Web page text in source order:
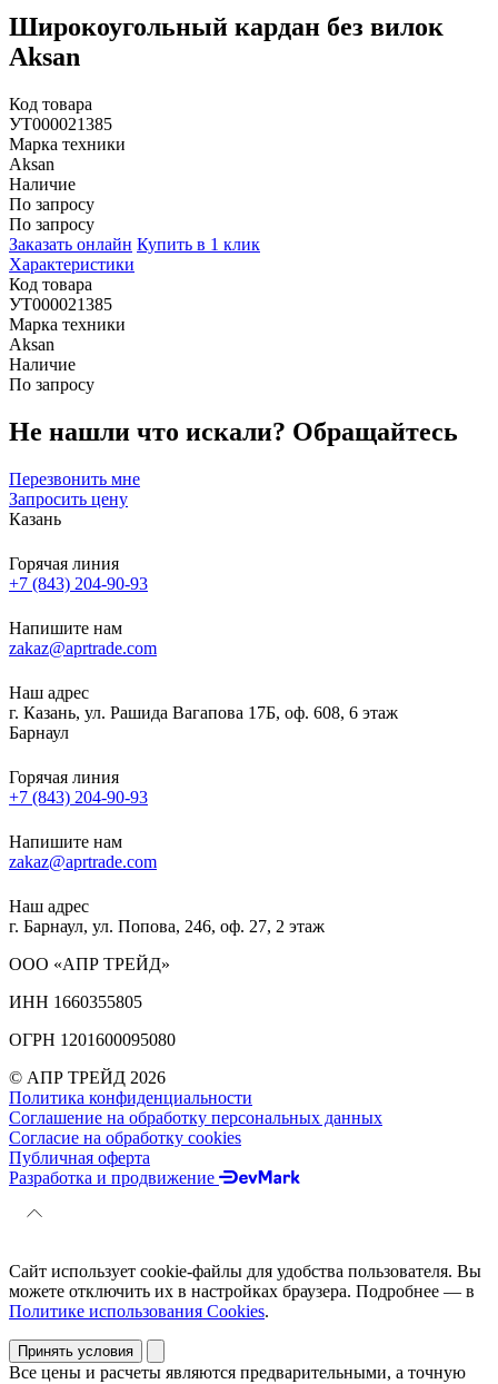
Широкоугольный кардан без вилок
Aksan
Код товара
УТ000021385
Марка техники
Aksan
Наличие
По запросу
По запросу
Заказать онлайн Купить в 1 клик
Характеристики
Код товара
УТ000021385
Марка техники
Aksan
Наличие
По запросу
Не нашли что искали? Обращайтесь
Перезвонить мне
Запросить цену
Казань
Горячая линия
+7 (843) 204-90-93
Напишите нам
zakaz@aprtrade.com
Наш адрес
г. Казань, ул. Рашида Вагапова 17Б, оф. 608, 6 этаж
Барнаул
Горячая линия
+7 (843) 204-90-93
Напишите нам
zakaz@aprtrade.com
Наш адрес
г. Барнаул, ул. Попова, 246, оф. 27, 2 этаж
ООО «АПР ТРЕЙД»
ИНН 1660355805
ОГРН 1201600095080
© АПР ТРЕЙД 2026
Политика конфиденциальности
Соглашение на обработку персональных данных
Согласие на обработку cookies
Публичная оферта
Разработка и продвижение
Сайт использует cookie-файлы для удобства пользователя. Вы
можете отключить их в настройках браузера. Подробнее — в
Политике использования Cookies.
Принять условия
Все цены и расчеты являются предварительными, а точную